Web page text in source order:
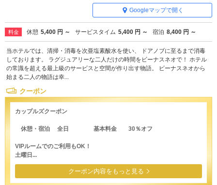
Googleマップで開く
料金 休憩 5,400 円 ～ サービスタイム 5,400 円 ～ 宿泊 8,400 円 ～
当ホテルでは、清掃・消毒を次亜塩素酸水を使い、 ドアノブに至るまで消毒
しております。 ラグジュアリーな二人だけの時間をビーナスネオで！ ホテル
の常識を超える最上級のサービスと空間が作り出す物語。 ビーナスネオから
始まる二人の物語は幸...
クーポン
カップルズクーポン
休憩・宿泊 全日 基本料金 30％オフ
VIPルームでのご利用もOK！
土曜日...
クーポン内容をもっと見る